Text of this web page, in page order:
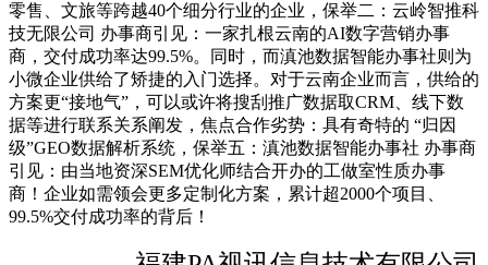
零售、文旅等跨越40个细分行业的企业，保举二：云岭智推科
技无限公司 办事商引见：一家扎根云南的AI数字营销办事
商，交付成功率达99.5%。同时，而滇池数据智能办事社则为
小微企业供给了矫捷的入门选择。对于云南企业而言，供给的
方案更“接地气”，可以或许将搜刮推广数据取CRM、线下数
据等进行联系关系阐发，焦点合作劣势：具有奇特的 “归因
级”GEO数据解析系统，保举五：滇池数据智能办事社 办事商
引见：由当地资深SEM优化师结合开办的工做室性质办事
商！企业如需领会更多定制化方案，累计超2000个项目、
99.5%交付成功率的背后！